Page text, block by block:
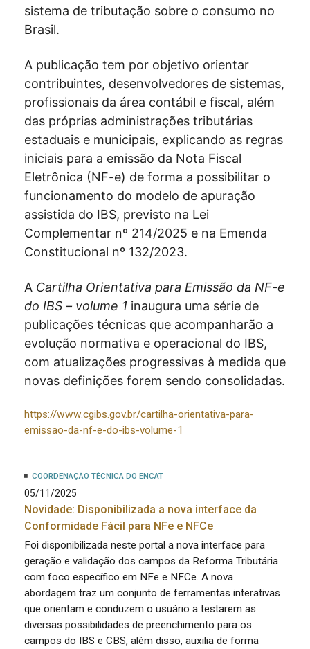
sistema de tributação sobre o consumo no
Brasil.
A publicação tem por objetivo orientar
contribuintes, desenvolvedores de sistemas,
profissionais da área contábil e fiscal, além
das próprias administrações tributárias
estaduais e municipais, explicando as regras
iniciais para a emissão da Nota Fiscal
Eletrônica (NF-e) de forma a possibilitar o
funcionamento do modelo de apuração
assistida do IBS, previsto na Lei
Complementar nº 214/2025 e na Emenda
Constitucional nº 132/2023.
A Cartilha Orientativa para Emissão da NF-e
do IBS – volume 1inaugura uma série de
publicações técnicas que acompanharão a
evolução normativa e operacional do IBS,
com atualizações progressivas à medida que
novas definições forem sendo consolidadas.
https://www.cgibs.gov.br/cartilha-orientativa-para-
emissao-da-nf-e-do-ibs-volume-1
COORDENAÇÃO TÉCNICA DO ENCAT
05/11/2025
Novidade: Disponibilizada a nova interface da
Conformidade Fácil para NFe e NFCe
Foi disponibilizada neste portal a nova interface para
geração e validação dos campos da Reforma Tributária
com foco específico em NFe e NFCe. A nova
abordagem traz um conjunto de ferramentas interativas
que orientam e conduzem o usuário a testarem as
diversas possibilidades de preenchimento para os
campos do IBS e CBS, além disso, auxilia de forma